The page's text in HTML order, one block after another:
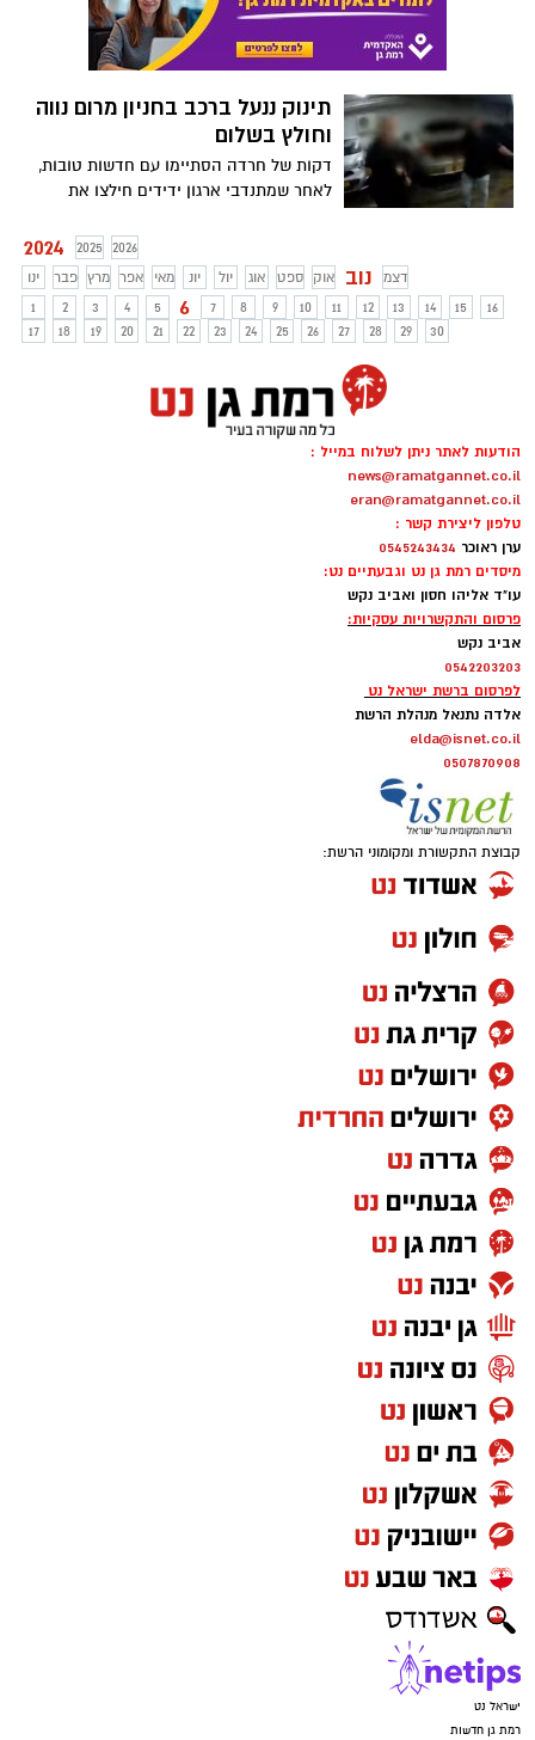
תינוק ננעל ברכב בחניון מרום נווה
וחולץ בשלום
דקות של חרדה הסתיימו עם חדשות טובות,
לאחר שמתנדבי ארגון ידידים חילצו את
2024 2025
2026
ינו
פבר מרץ אפר מאי יונ יול אוג ספט אוק נוב
דצמ
1
2 3 4 5 6 7 8 9 10 11 12 13 14 15
16
17
18 19 20 21 22 23 24 25 26 27 28 29 30
הודעות לאתר ניתן לשלוח במייל :
news@ramatgannet.co.il
eran@ramatgannet.co.il
טלפון ליצירת קשר :
ערן ראוכר 0545243434
מיסדים רמת גן נט וגבעתיים נט:
עו"ד אליהו חסון ואביב נקש
פרסום והתקשרויות עסקיות:
אביב נקש
0542203203
לפרסום ברשת ישראל נט
אלדה נתנאל מנהלת הרשת
elda@isnet.co.il
0507870908
קבוצת התקשורת ומקומוני הרשת:
ישראל נט
רמת גן חדשות